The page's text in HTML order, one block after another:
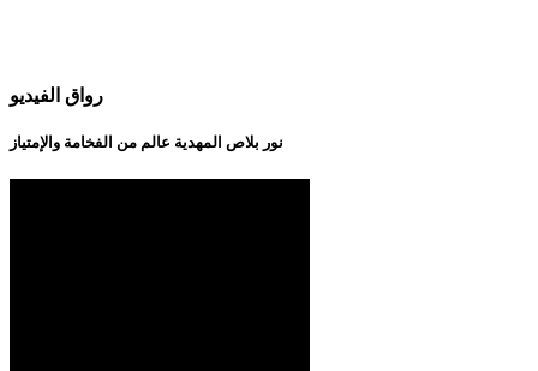
رواق الفيديو
نور بلاص المهدية عالم من الفخامة والإمتياز